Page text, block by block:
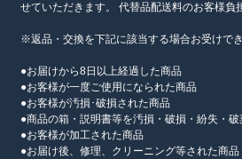
せていただきます。 代替品配送料のお客様負
※返品・交換を下記に該当する場合お受けで
●お届けから8日以上経過した商品
●お客様が一度ご使用になられた商品
●お客様が汚損･破損された商品
●商品の箱・説明書等を汚損・破損・紛失・
●お客様が加工された商品
●お届け後、修理、クリーニング等された商品